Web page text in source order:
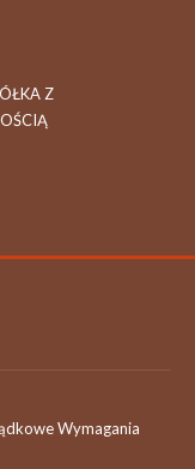
Z
Wymagania